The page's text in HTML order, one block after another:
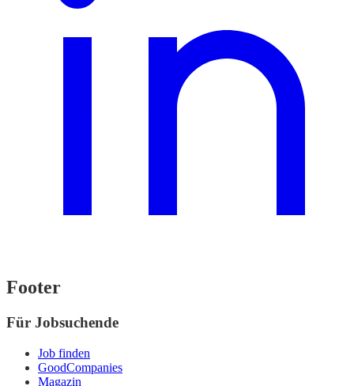
Footer
Für Jobsuchende
Job finden
GoodCompanies
Magazin